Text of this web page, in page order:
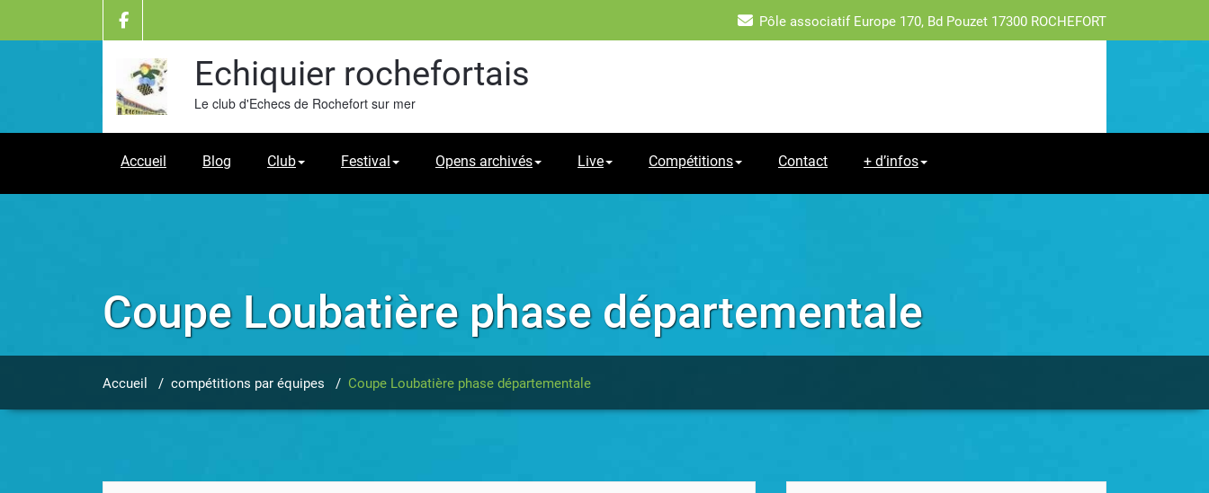
content
Pôle associatif Europe 170, Bd Pouzet 17300 ROCHEFORT
Echiquier rochefortais
Le club d'Echecs de Rochefort sur mer
Accueil Blog Club Festival Opens archivés Live Compétitions Contact + d’infos
Coupe Loubatière phase départementale
Accueil / compétitions par équipes / Coupe Loubatière phase départementale